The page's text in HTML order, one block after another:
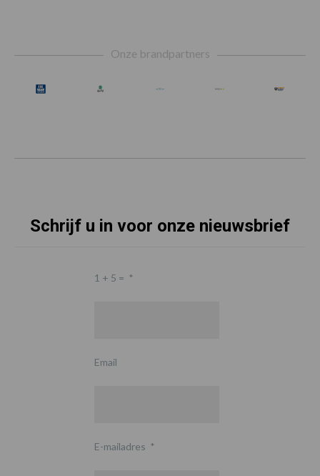
Onze brandpartners
Schrijf u in voor onze nieuwsbrief
1 + 5 = *
Email
E-mailadres *